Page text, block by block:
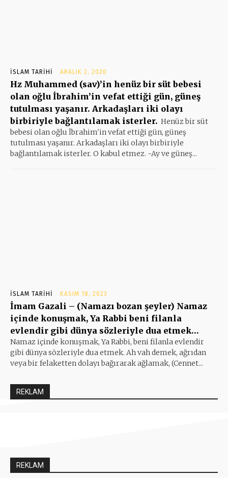
İSLAM TARIHI ARALIK 2, 2020
Hz Muhammed (sav)’in henüz bir süt bebesi
olan oğlu İbrahim’in vefat ettiği gün, güneş
tutulması yaşanır. Arkadaşları iki olayı
birbiriyle bağlantılamak isterler. Henüz bir süt
bebesi olan oğlu İbrahim'in vefat ettiği gün, güneş
tutulması yaşanır. Arkadaşları iki olayı birbiriyle
bağlantılamak isterler. O kabul etmez. -Ay ve güneş...
İSLAM TARIHI KASIM 18, 2023
İmam Gazali – (Namazı bozan şeyler) Namaz
içinde konuşmak, Ya Rabbi beni filanla
evlendir gibi dünya sözleriyle dua etmek…
Namaz içinde konuşmak, Ya Rabbi, beni filanla evlendir
gibi dünya sözleriyle dua etmek. Ah vah demek, ağrıdan
veya bir felaketten dolayı bağırarak ağlamak, (Cennet...
REKLAM
REKLAM